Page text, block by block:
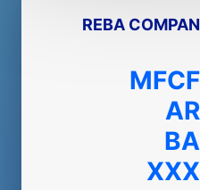
REBA
MFCF
AR
BA
XXX